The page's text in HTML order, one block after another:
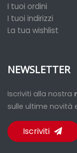
I tuoi ordini
I tuoi indirizzi
La tua wishlist
NEWSLETTER
Iscriviti alla nostra
sulle ultime novità
Iscriviti